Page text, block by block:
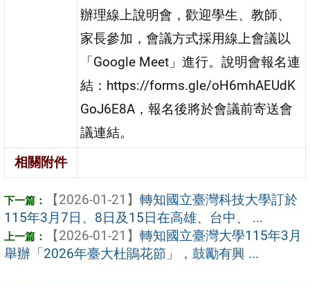
辦理線上說明會，歡迎學生、教師、
家長參加，會議方式採用線上會議以
「Google Meet」進行。說明會報名連
結：https://forms.gle/oH6mhAEUdK
GoJ6E8A，報名後將於會議前寄送會
議連結。
相關附件
【2026-01-21】 轉知國立臺灣科技大學訂於
115年3月7日、8日及15日在高雄、台中、 ...
【2026-01-21】 轉知國立臺灣大學115年3月
舉辦「2026年臺大杜鵑花節」，鼓勵有興 ...